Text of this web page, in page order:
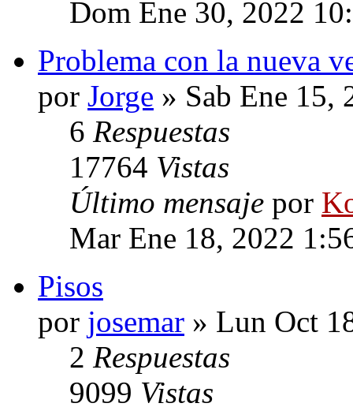
Dom Ene 30, 2022
Problema con la nueva
por Jorge » Sab Ene 15,
6 Respuestas
17764 Vistas
Último mensaje por
Mar Ene 18, 2022
Pisos
por josemar » Lun Oct
2 Respuestas
9099 Vistas